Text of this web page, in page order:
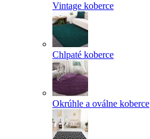
Vintage koberce
Chlpaté koberce
Okrúhle a oválne koberce